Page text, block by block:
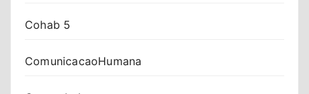
Cohab 5
ComunicacaoHumana